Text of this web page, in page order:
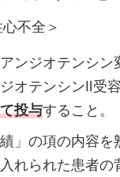
不全＞
ンジオテンシン
オテンシンⅡ受
投与すること。
績」の項の内容
れられた患者の